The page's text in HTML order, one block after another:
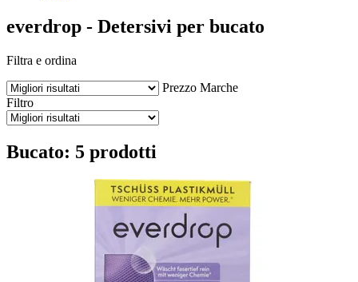
everdrop - Detersivi per bucato
Filtra e ordina
Prezzo Marche
Filtro
Bucato: 5 prodotti